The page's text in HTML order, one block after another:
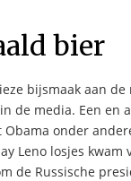
bier
bijsmaak aan de
de media. Een en
onder
Leno losjes kwam
de Russische